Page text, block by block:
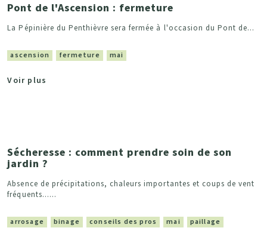
Pont de l'Ascension : fermeture
La Pépinière du Penthièvre sera fermée à l'occasion du Pont de...
ascension fermeture mai
Voir plus
Sécheresse : comment prendre soin de son
jardin ?
Absence de précipitations, chaleurs importantes et coups de vent
fréquents......
arrosage binage conseils des pros mai paillage